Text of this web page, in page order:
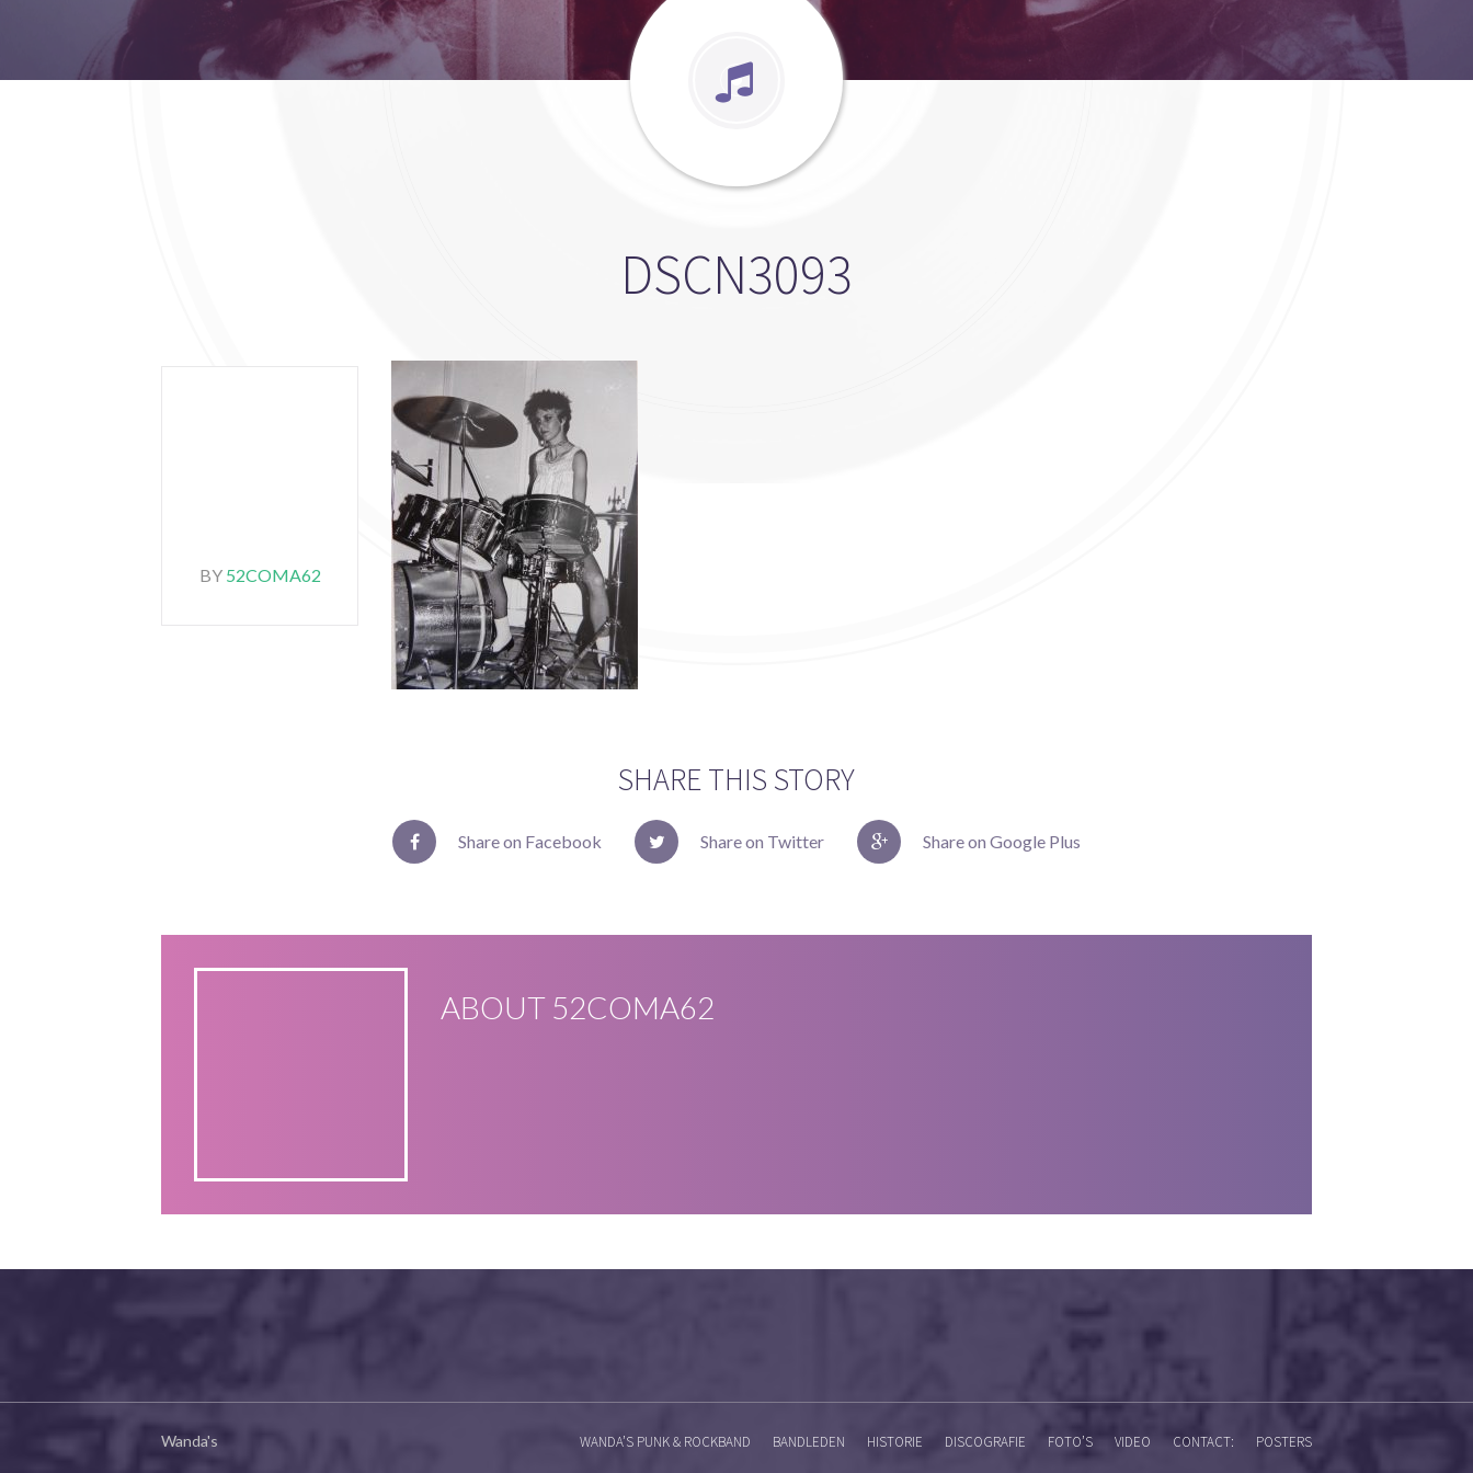
DSCN3093
BY 52COMA62
SHARE THIS STORY
Share on Facebook Share on Twitter Share on Google Plus
ABOUT 52COMA62
Wanda's WANDA’S PUNK & ROCKBAND BANDLEDEN HISTORIE DISCOGRAFIE FOTO’S VIDEO CONTACT: POSTERS